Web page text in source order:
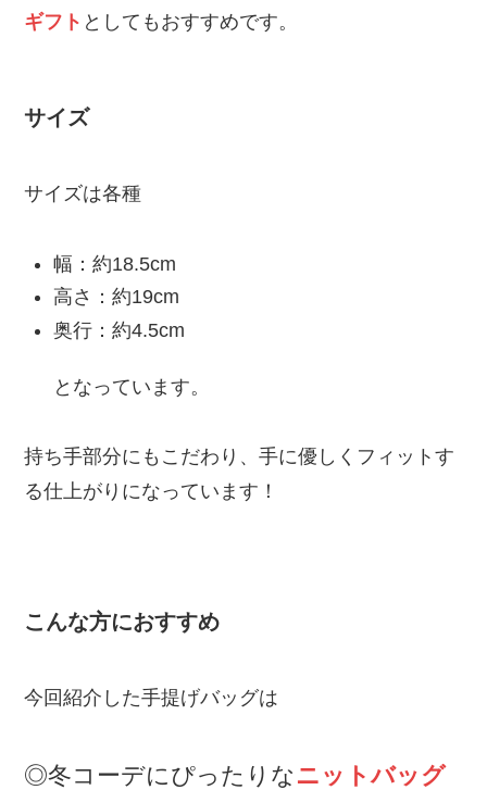
ギフト としてもおすすめです。
サイズ
サイズは各種
幅：約18.5cm
高さ：約19cm
奥行：約4.5cm
となっています。
持ち手部分にもこだわり、手に優しくフィットす
る仕上がりになっています！
こんな方におすすめ
今回紹介した手提げバッグは
◎冬コーデにぴったりな ニットバッグ